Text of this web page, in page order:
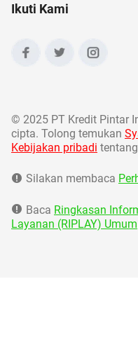
Ikuti Kami
© 2025 PT Kredit Pintar
cipta. Tolong temukan
Kebijakan pribadi
Silakan membaca
Baca Ringkasan
Layanan (RIPLAY) Umum